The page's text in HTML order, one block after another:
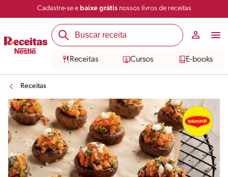
Cadastre-se e baixe grátisnossos livros de receitas
Receitas Cursos E-books
Receitas
Salvar Compartilhar